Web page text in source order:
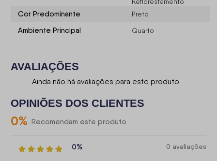
Cor Predominante Preto
Ambiente Principal Quarto
AVALIAÇÕES
Ainda não há avaliações para este produto.
OPINIÕES DOS CLIENTES
0% Recomendam este produto
0% 0 avaliações